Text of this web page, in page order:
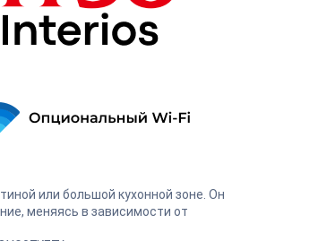
или большой кухонной зоне. Он
меняясь в зависимости от